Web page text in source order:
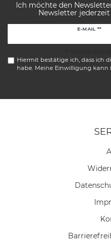
Ich möchte den
Newsletter
E-MAIL **
Hiermit bestätige ich, dass ich
habe. Meine Einwilligung kann